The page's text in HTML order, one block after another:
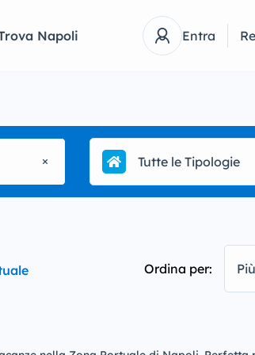
Napoli Entra
Tutte le Tipologie
Ordina per: